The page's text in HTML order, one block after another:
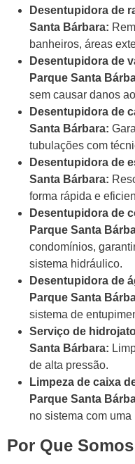
Desentupidora de
Santa Bárbara:
banheiros, áreas
Desentupidora de
Parque Santa
sem causar danos
Desentupidora de
Santa Bárbara:
tubulações com
Desentupidora de
Santa Bárbara:
forma rápida e
Desentupidora de
Parque Santa
condomínios,
sistema hidráulico.
Desentupidora de
Parque Santa
sistema de
Serviço de
Santa Bárbara:
de alta pressão.
Limpeza de caixa
Parque Santa
no sistema com
Por Que